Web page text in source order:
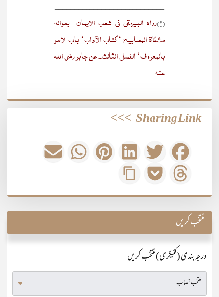
____________________________
(۱) رواہ البیھقی فی شعب الایمان۔ بحوالہ
مشکاۃ المصابیح ‘ کتاب الآداب‘ باب الامر
بالمعروف‘ الفصل الثالث۔ عن جابر رضی اللہ
عنہ۔
Sharing Link
>>>
منتخب کریں
درجہ بندی (کٹیگری) منتخب کریں